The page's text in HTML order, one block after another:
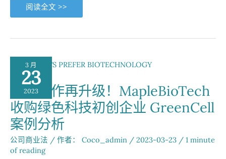
地
之
间
的
民
事
纠
纷
“枫
叶
艺
梦：
哥
华
创
业
者
与
律
师
事
务
所
共
闯
法
律
阅读全文 >>
3 月
23
2023
中加合作再升级！MapleBioTech
收购绿色科技初创企业 GreenCell
案例分析
公司商业法 / 作者： Coco_admin / 2023-03-23 / 1 minute
of reading